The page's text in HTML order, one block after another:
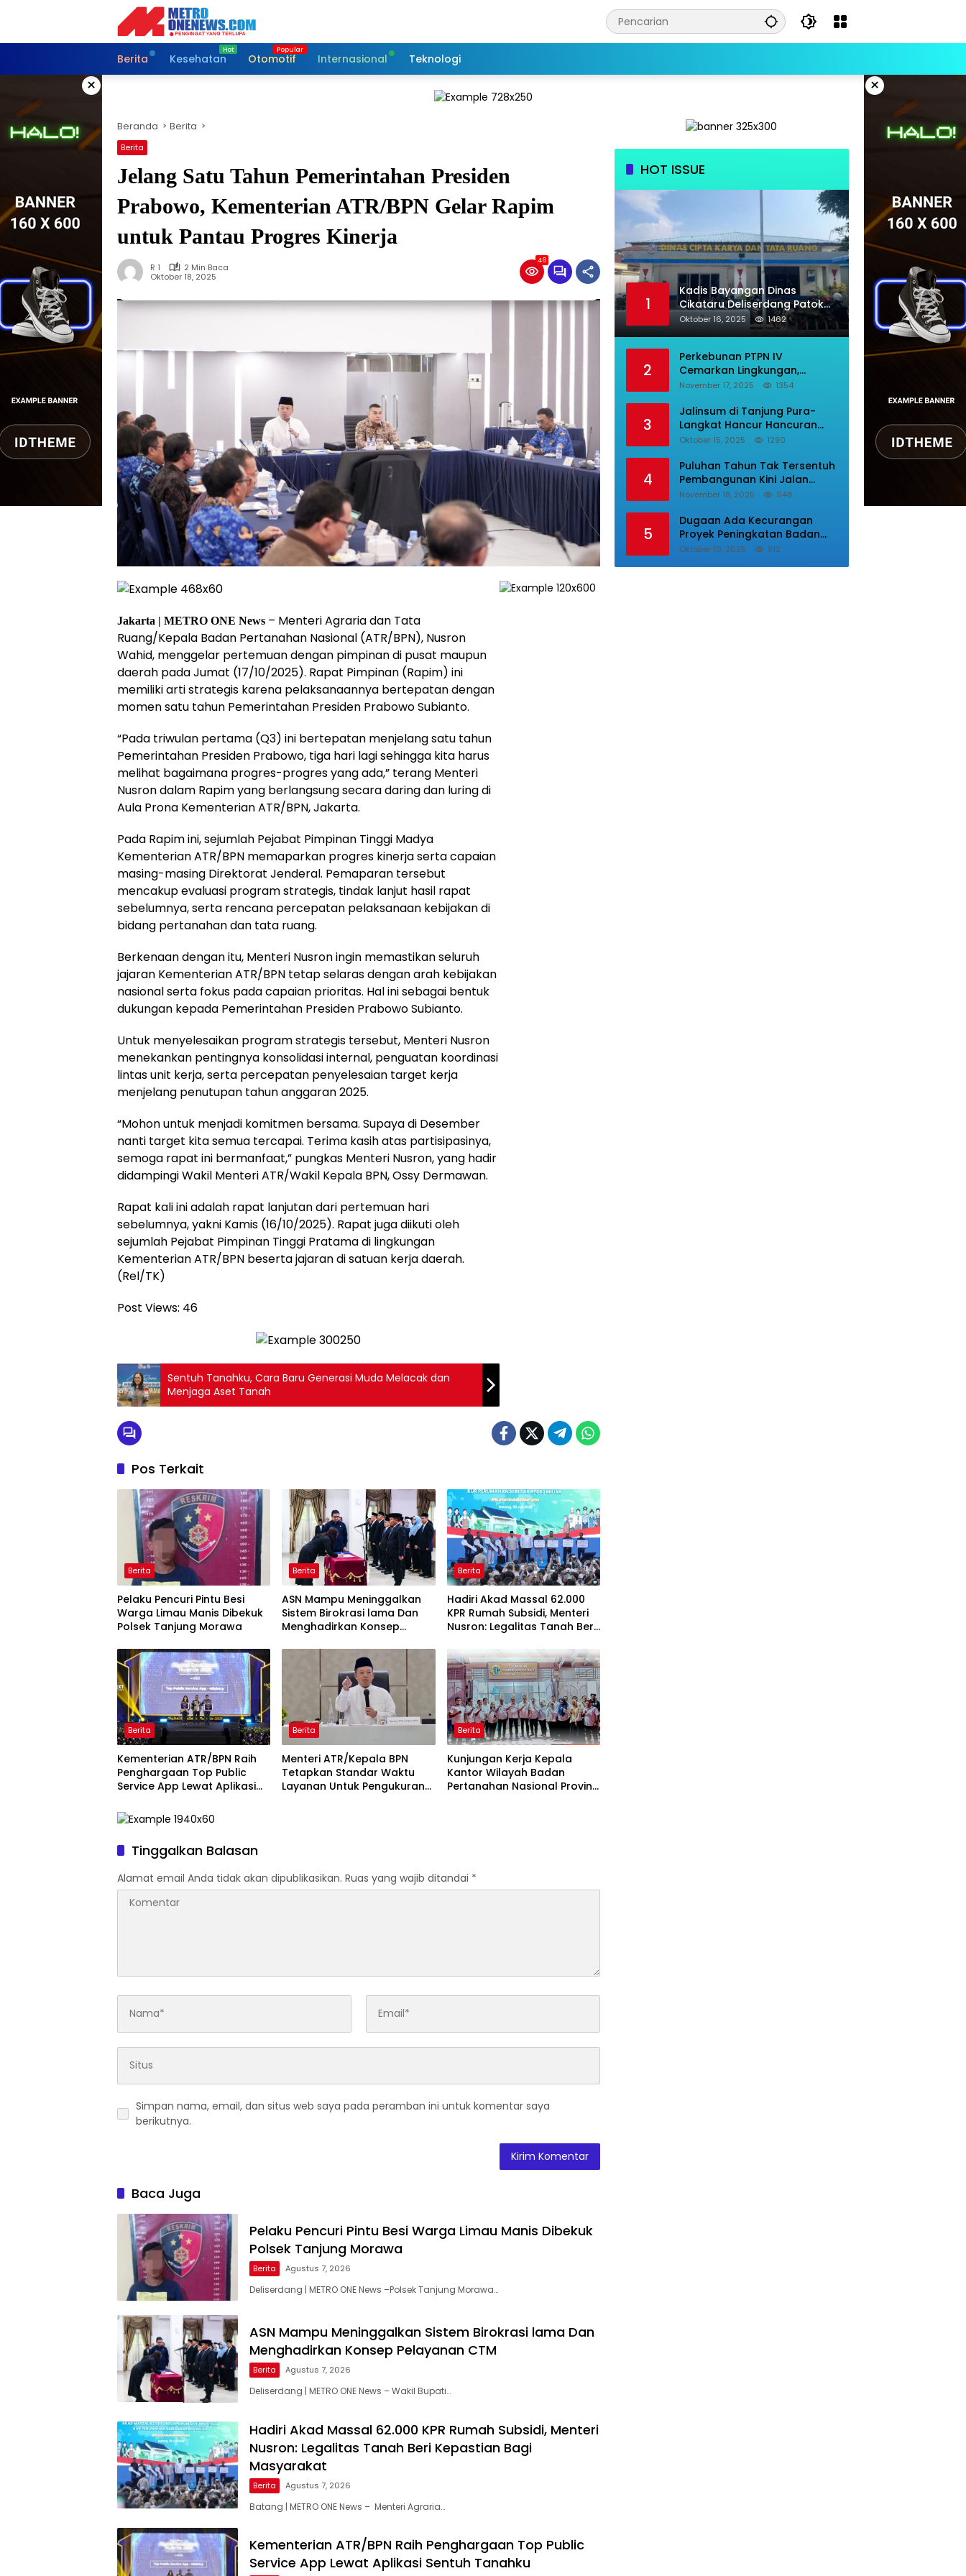
Berita
Kesehatan Otomotif Internasional Teknologi
× ×
Beranda Berita
Berita
Jelang Satu Tahun Pemerintahan Presiden
Prabowo, Kementerian ATR/BPN Gelar Rapim
untuk Pantau Progres Kinerja
R 1
2 Min Baca
Oktober 18, 2025
46
Jakarta | METRO ONE News – Menteri Agraria dan Tata
Ruang/Kepala Badan Pertanahan Nasional (ATR/BPN), Nusron
Wahid, menggelar pertemuan dengan pimpinan di pusat maupun
daerah pada Jumat (17/10/2025). Rapat Pimpinan (Rapim) ini
memiliki arti strategis karena pelaksanaannya bertepatan dengan
momen satu tahun Pemerintahan Presiden Prabowo Subianto.
“Pada triwulan pertama (Q3) ini bertepatan menjelang satu tahun
Pemerintahan Presiden Prabowo, tiga hari lagi sehingga kita harus
melihat bagaimana progres-progres yang ada,” terang Menteri
Nusron dalam Rapim yang berlangsung secara daring dan luring di
Aula Prona Kementerian ATR/BPN, Jakarta.
Pada Rapim ini, sejumlah Pejabat Pimpinan Tinggi Madya
Kementerian ATR/BPN memaparkan progres kinerja serta capaian
masing-masing Direktorat Jenderal. Pemaparan tersebut
mencakup evaluasi program strategis, tindak lanjut hasil rapat
sebelumnya, serta rencana percepatan pelaksanaan kebijakan di
bidang pertanahan dan tata ruang.
Berkenaan dengan itu, Menteri Nusron ingin memastikan seluruh
jajaran Kementerian ATR/BPN tetap selaras dengan arah kebijakan
nasional serta fokus pada capaian prioritas. Hal ini sebagai bentuk
dukungan kepada Pemerintahan Presiden Prabowo Subianto.
Untuk menyelesaikan program strategis tersebut, Menteri Nusron
menekankan pentingnya konsolidasi internal, penguatan koordinasi
lintas unit kerja, serta percepatan penyelesaian target kerja
menjelang penutupan tahun anggaran 2025.
“Mohon untuk menjadi komitmen bersama. Supaya di Desember
nanti target kita semua tercapai. Terima kasih atas partisipasinya,
semoga rapat ini bermanfaat,” pungkas Menteri Nusron, yang hadir
didampingi Wakil Menteri ATR/Wakil Kepala BPN, Ossy Dermawan.
Rapat kali ini adalah rapat lanjutan dari pertemuan hari
sebelumnya, yakni Kamis (16/10/2025). Rapat juga diikuti oleh
sejumlah Pejabat Pimpinan Tinggi Pratama di lingkungan
Kementerian ATR/BPN beserta jajaran di satuan kerja daerah.
(Rel/TK)
Post Views: 46
Sentuh Tanahku, Cara Baru Generasi Muda Melacak dan
Menjaga Aset Tanah
Pos Terkait
Berita
Pelaku Pencuri Pintu Besi
Warga Limau Manis Dibekuk
Polsek Tanjung Morawa
Berita
ASN Mampu Meninggalkan
Sistem Birokrasi lama Dan
Menghadirkan Konsep
Berita
Hadiri Akad Massal 62.000
KPR Rumah Subsidi, Menteri
Nusron: Legalitas Tanah Beri
Berita
Kementerian ATR/BPN Raih
Penghargaan Top Public
Service App Lewat Aplikasi
Berita
Menteri ATR/Kepala BPN
Tetapkan Standar Waktu
Layanan Untuk Pengukuran
Berita
Kunjungan Kerja Kepala
Kantor Wilayah Badan
Pertanahan Nasional Provinsi
Tinggalkan Balasan
Alamat email Anda tidak akan dipublikasikan. Ruas yang wajib ditandai *
Simpan nama, email, dan situs web saya pada peramban ini untuk komentar saya
berikutnya.
Baca Juga
Pelaku Pencuri Pintu Besi Warga Limau Manis Dibekuk
Polsek Tanjung Morawa
Berita Agustus 7, 2026
Deliserdang | METRO ONE News –Polsek Tanjung Morawa…
ASN Mampu Meninggalkan Sistem Birokrasi lama Dan
Menghadirkan Konsep Pelayanan CTM
Berita Agustus 7, 2026
Deliserdang | METRO ONE News – Wakil Bupati…
Hadiri Akad Massal 62.000 KPR Rumah Subsidi, Menteri
Nusron: Legalitas Tanah Beri Kepastian Bagi
Masyarakat
Berita Agustus 7, 2026
Batang | METRO ONE News – Menteri Agraria…
Kementerian ATR/BPN Raih Penghargaan Top Public
Service App Lewat Aplikasi Sentuh Tanahku
HOT ISSUE
1
Kadis Bayangan Dinas
Cikataru Deliserdang Patok
Biaya Klik PBG Luarbiasa
Besar, Bupati Dipermalukan
Oktober 16, 2025 1462
2
Perkebunan PTPN IV
Cemarkan Lingkungan,
Tumpukan Sampah Busuk
Areal Rumah Karyawan.
November 17, 2025 1354
3
Jalinsum di Tanjung Pura-
Langkat Hancur Hancuran
Kecelakaan Sering Terjadi,
Prabowo Beri Perhatian.
Oktober 15, 2025 1290
4
Puluhan Tahun Tak Tersentuh
Pembangunan Kini Jalan
Desa Lepar Samura Mulus,
Terimakasih Ke Bupati Karo
November 18, 2025 1148
5
Dugaan Ada Kecurangan
Proyek Peningkatan Badan
Jalan, Dinas PUPR Labura
Oktober 10, 2025 912